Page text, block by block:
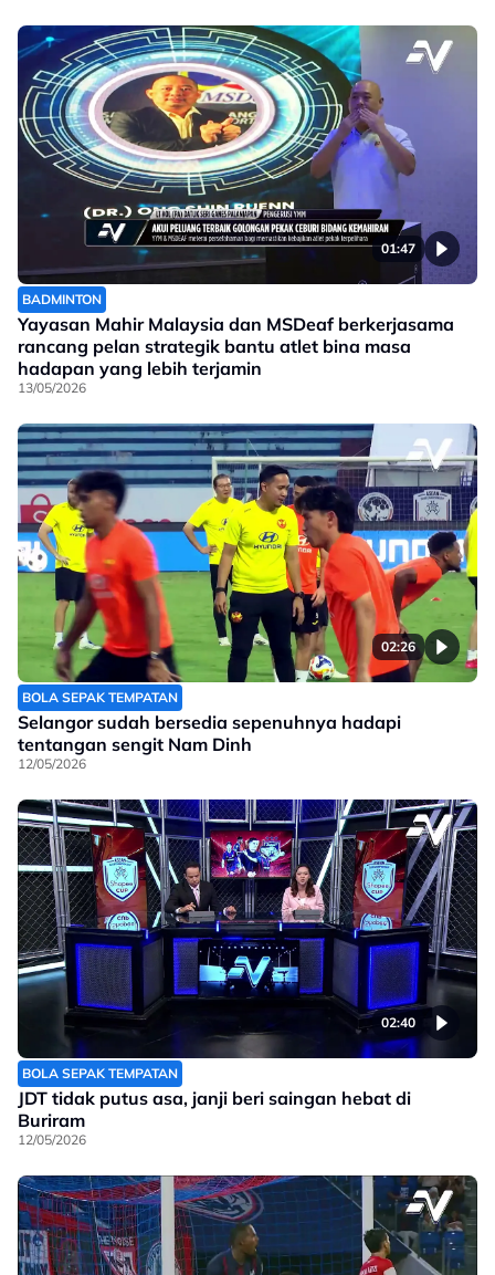
01:47
BADMINTON
Yayasan Mahir Malaysia dan MSDeaf berkerjasama
rancang pelan strategik bantu atlet bina masa
hadapan yang lebih terjamin
13/05/2026
02:26
BOLA SEPAK TEMPATAN
Selangor sudah bersedia sepenuhnya hadapi
tentangan sengit Nam Dinh
12/05/2026
02:40
BOLA SEPAK TEMPATAN
JDT tidak putus asa, janji beri saingan hebat di
Buriram
12/05/2026